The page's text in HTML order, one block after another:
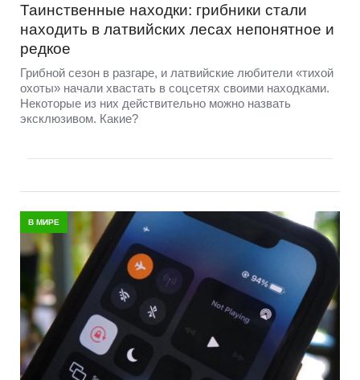
Таинственные находки: грибники стали
находить в латвийских лесах непонятное и
редкое
Грибной сезон в разгаре, и латвийские любители «тихой
охоты» начали хвастать в соцсетях своими находками.
Некоторые из них действительно можно назвать
эксклюзивом. Какие?
В МИРЕ